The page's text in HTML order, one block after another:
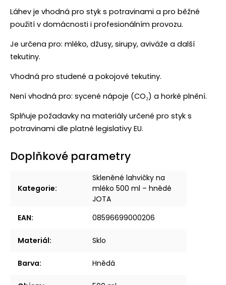
Láhev je vhodná pro styk s potravinami a pro běžné
použití v domácnosti i profesionálním provozu.
Je určena pro: mléko, džusy, sirupy, aviváže a další
tekutiny.
Vhodná pro studené a pokojové tekutiny.
Není vhodná pro: sycené nápoje (CO₂) a horké plnění.
Splňuje požadavky na materiály určené pro styk s
potravinami dle platné legislativy EU.
Doplňkové parametry
Kategorie:
Skleněné lahvičky na
mléko 500 ml – hnědé
JOTA
EAN: 08596699000206
Materiál: Sklo
Barva: Hnědá